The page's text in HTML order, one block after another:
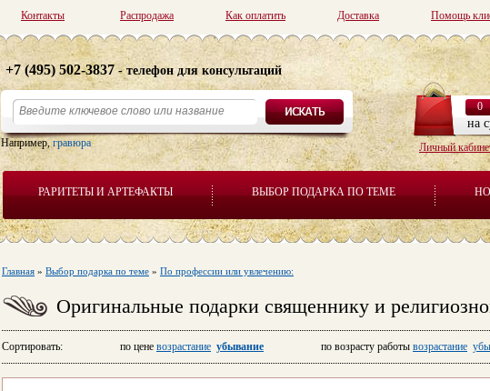
Помощь
Доставка
Как оплатить
Распродажа
Контакты
РАРИТЕТЫ И АРТЕФАКТЫ ВЫБОР ПОДАРКА ПО ТЕМЕ
Личный
+7 (495) 502-3837- телефон для консультаций
Например, гравюра
0
на
Главная » Выбор подарка по теме » По профессии или увлечению:
Оригинальные подарки священнику и
Сортировать: по цене возрастание убывание по возрасту работы возрастание